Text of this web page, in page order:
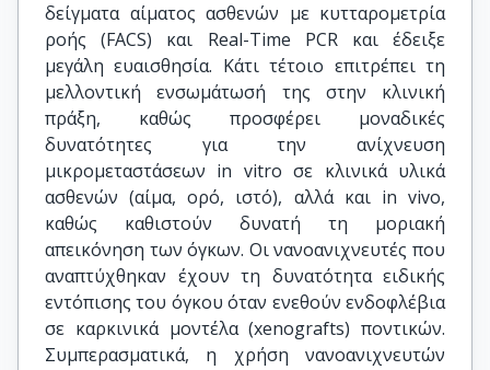
δείγματα αίματος ασθενών με κυτταρομετρία
ροής (FACS) και Real-Time PCR και έδειξε
μεγάλη ευαισθησία. Κάτι τέτοιο επιτρέπει τη
μελλοντική ενσωμάτωσή της στην κλινική
πράξη, καθώς προσφέρει μοναδικές
δυνατότητες για την ανίχνευση
μικρομεταστάσεων in vitro σε κλινικά υλικά
ασθενών (αίμα, ορό, ιστό), αλλά και in vivo,
καθώς καθιστούν δυνατή τη μοριακή
απεικόνηση των όγκων. Οι νανοανιχνευτές που
αναπτύχθηκαν έχουν τη δυνατότητα ειδικής
εντόπισης του όγκου όταν ενεθούν ενδοφλέβια
σε καρκινικά μοντέλα (xenografts) ποντικών.
Συμπερασματικά, η χρήση νανοανιχνευτών